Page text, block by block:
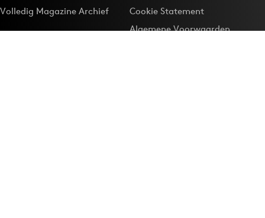
Volledig Magazine Archief
Cookie Statement
Algemene Voorwaarden